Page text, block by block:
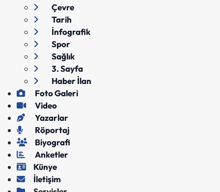
Çevre
Tarih
İnfografik
Spor
Sağlık
3. Sayfa
Haber İlan
Foto Galeri
Video
Yazarlar
Röportaj
Biyografi
Anketler
Künye
İletişim